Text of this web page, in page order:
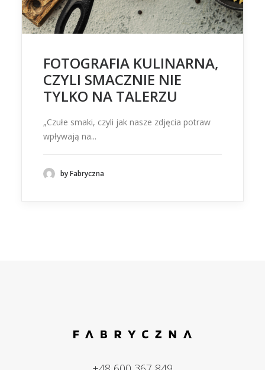
FOTOGRAFIA KULINARNA,
CZYLI SMACZNIE NIE
TYLKO NA TALERZU
„Czułe smaki, czyli jak nasze zdjęcia potraw
wpływają na...
by Fabryczna